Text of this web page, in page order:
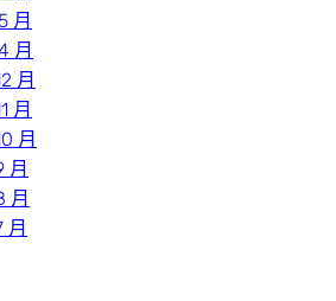
月
月
月
月
月
月
月
月